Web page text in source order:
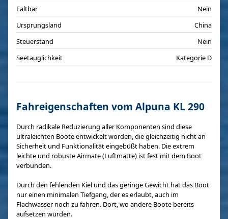
Faltbar
Nein
Ursprungsland
China
Steuerstand
Nein
Seetauglichkeit
Kategorie D
Fahreigenschaften vom Alpuna KL 290
Durch radikale Reduzierung aller Komponenten sind diese
ultraleichten Boote entwickelt worden, die gleichzeitig nicht an
Sicherheit und Funktionalität eingebüßt haben. Die extrem
leichte und robuste Airmate (Luftmatte) ist fest mit dem Boot
verbunden.
Durch den fehlenden Kiel und das geringe Gewicht hat das Boot
nur einen minimalen Tiefgang, der es erlaubt, auch im
Flachwasser noch zu fahren. Dort, wo andere Boote bereits
aufsetzen würden.